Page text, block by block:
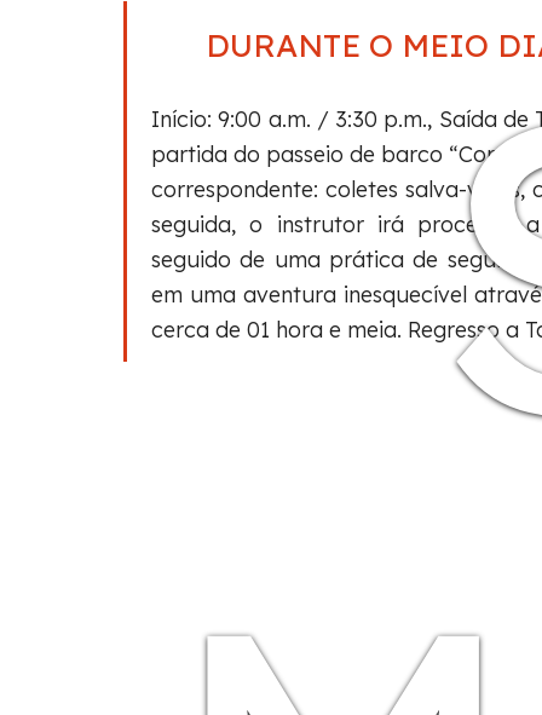
DURANTE O MEIO
Início: 9:00 a.m. / 3:30 p.m., Saída
partida do passeio de barco
correspondente: coletes salva-
seguida, o instrutor irá proceder
seguido de uma prática de
em uma aventura inesquecível
cerca de 01 hora e meia. Regresso a